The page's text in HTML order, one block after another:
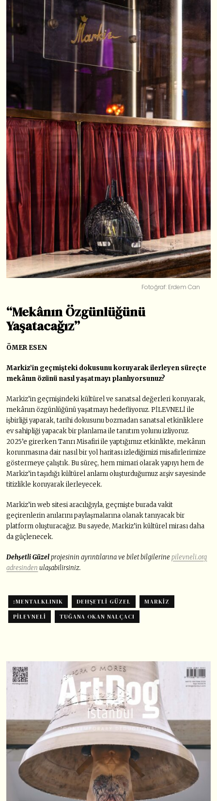
Fotoğraf: Erdem Can
“Mekânın Özgünlüğünü
Yaşatacağız”
ÖMER ESEN
Markiz’in geçmişteki dokusunu koruyarak ilerleyen süreçte
mekânın özünü nasıl yaşatmayı planlıyorsunuz?
Markiz’in geçmişindeki kültürel ve sanatsal değerleri koruyarak,
mekânın özgünlüğünü yaşatmayı hedefliyoruz. PİLEVNELİ ile
işbirliği yaparak, tarihi dokusunu bozmadan sanatsal etkinliklere
ev sahipliği yapacak bir planlama ile tanıtım yolunu izliyoruz.
2025’e girerken Tanrı Misafiri ile yaptığımız etkinlikte, mekânın
korunmasına dair nasıl bir yol haritası izlediğimizi misafirlerimize
göstermeye çalıştık. Bu süreç, hem mimari olarak yapıyı hem de
Markiz’in taşıdığı kültürel anlamı oluşturduğumuz arşiv sayesinde
titizlikle koruyarak ilerleyecek.
Markiz’in web sitesi aracılığıyla, geçmişte burada vakit
geçirenlerin anılarını paylaşmalarına olanak tanıyacak bir
platform oluşturacağız. Bu sayede, Markiz’in kültürel mirası daha
da güçlenecek.
Dehşetli Güzelprojesinin ayrıntılarına ve bilet bilgilerinepilevneli.org
adresinden ulaşabilirsiniz.
:MENTALKLINIK DEHŞETLI GÜZEL
MARKIZ
PILEVNELI
TUĞANA OKAN NALÇACI